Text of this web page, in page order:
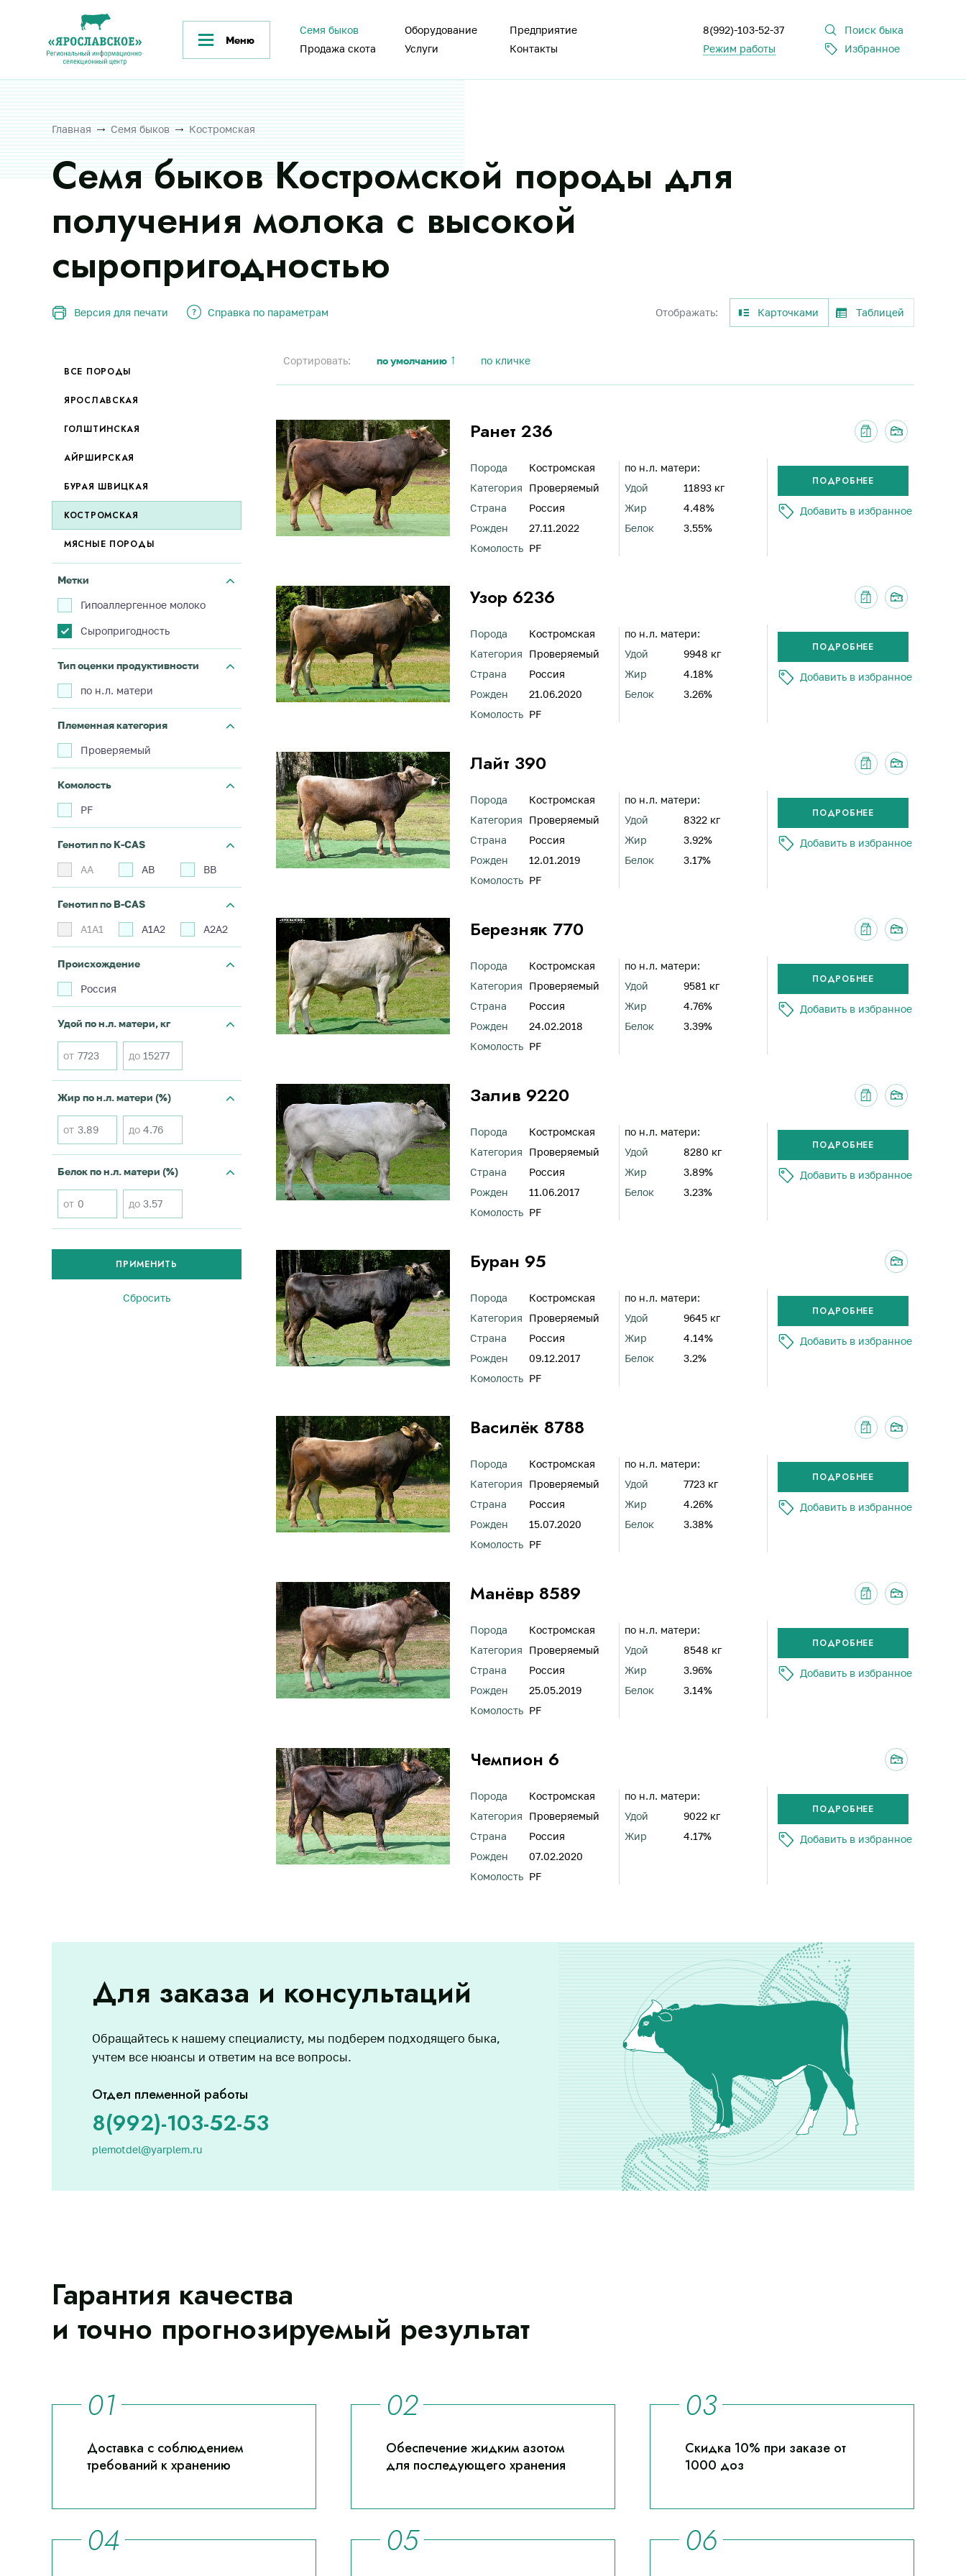
Меню
Семя быков
Продажа скота
Оборудование
Услуги
Предприятие
Контакты
8(992)-103-52-37
Режим работы
Поиск быка
Избранное
Главная Семя быков Костромская
Семя быков Костромской породы для
получения молока с высокой
сыропригодностью
Версия для печати Справка по параметрам Отображать: Карточками Таблицей
ВСЕ ПОРОДЫ
ЯРОСЛАВСКАЯ
ГОЛШТИНСКАЯ
АЙРШИРСКАЯ
БУРАЯ ШВИЦКАЯ
КОСТРОМСКАЯ
МЯСНЫЕ ПОРОДЫ
Метки
Гипоаллергенное молоко
Сыропригодность
Тип оценки продуктивности
по н.л. матери
Племенная категория
Проверяемый
Комолость
PF
Генотип по K-CAS
АА АВ ВВ
Генотип по B-CAS
А1А1 А1А2 А2А2
Происхождение
Россия
Удой по н.л. матери, кг
от до
Жир по н.л. матери (%)
от до
Белок по н.л. матери (%)
от до
ПРИМЕНИТЬ
Сбросить
Сортировать: по умолчанию по кличке
Ранет 236
Порода
Костромская
Категория
Проверяемый
Страна
Россия
Рожден
27.11.2022
Комолость PF
по н.л. матери:
Удой
11893 кг
Жир
4.48%
Белок
3.55%
Добавить в избранное
Узор 6236
Порода
Костромская
Категория
Проверяемый
Страна
Россия
Рожден
21.06.2020
Комолость PF
по н.л. матери:
Удой
9948 кг
Жир
4.18%
Белок
3.26%
Добавить в избранное
Лайт 390
Порода
Костромская
Категория
Проверяемый
Страна
Россия
Рожден
12.01.2019
Комолость PF
по н.л. матери:
Удой
8322 кг
Жир
3.92%
Белок
3.17%
Добавить в избранное
Березняк 770
Порода
Костромская
Категория
Проверяемый
Страна
Россия
Рожден
24.02.2018
Комолость PF
по н.л. матери:
Удой
9581 кг
Жир
4.76%
Белок
3.39%
Добавить в избранное
Залив 9220
Порода
Костромская
Категория
Проверяемый
Страна
Россия
Рожден
11.06.2017
Комолость PF
по н.л. матери:
Удой
8280 кг
Жир
3.89%
Белок
3.23%
Добавить в избранное
Буран 95
Порода
Костромская
Категория
Проверяемый
Страна
Россия
Рожден
09.12.2017
Комолость PF
по н.л. матери:
Удой
9645 кг
Жир
4.14%
Белок
3.2%
Добавить в избранное
Василёк 8788
Порода
Костромская
Категория
Проверяемый
Страна
Россия
Рожден
15.07.2020
Комолость PF
по н.л. матери:
Удой
7723 кг
Жир
4.26%
Белок
3.38%
Добавить в избранное
Манёвр 8589
Порода
Костромская
Категория
Проверяемый
Страна
Россия
Рожден
25.05.2019
Комолость PF
по н.л. матери:
Удой
8548 кг
Жир
3.96%
Белок
3.14%
Добавить в избранное
Чемпион 6
Порода
Костромская
Категория
Проверяемый
Страна
Россия
Рожден
07.02.2020
Комолость PF
по н.л. матери:
Удой
9022 кг
Жир
4.17% Добавить в избранное
Для заказа и консультаций
Обращайтесь к нашему специалисту, мы подберем подходящего быка,
учтем все нюансы и ответим на все вопросы.
Отдел племенной работы
8(992)-103-52-53
plemotdel@yarplem.ru
Гарантия качества
и точно прогнозируемый результат
Доставка с соблюдением
требований к хранению
Обеспечение жидким азотом
для последующего хранения
Скидка 10% при заказе от
1000 доз